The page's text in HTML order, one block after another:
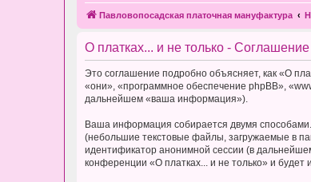
Павловопосадская платочная мануфактура
О платках... и не только -
Это соглашение подробно объясняет, как «О
«они», «программное обеспечение phpBB»,
дальнейшем «ваша информация»).
Ваша информация собирается двумя
(небольшие текстовые файлы, загружаемые в
идентификатор анонимной сессии (в
конференции «О платках... и не только» и